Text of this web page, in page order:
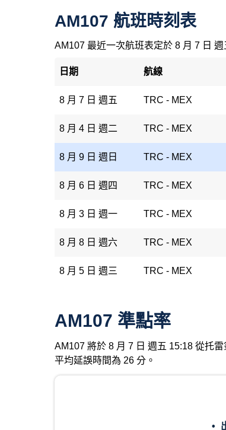
AM107 航班時刻表
AM107 最近一次航班表定於 8 月 7 日
日期 航線
8 月 7 日 週五 TRC - MEX
8 月 4 日 週二 TRC - MEX
8 月 9 日 週日 TRC - MEX
8 月 6 日 週四 TRC - MEX
8 月 3 日 週一 TRC - MEX
8 月 8 日 週六 TRC - MEX
8 月 5 日 週三 TRC - MEX
AM107 準點率
AM107 將於 8 月 7 日 週五 15:18 從托
平均延誤時間為 26 分。